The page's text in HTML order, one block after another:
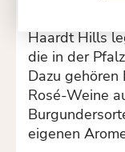
Haardt Hills
die in der
Dazu gehören
Rosé-Weine
eigenen